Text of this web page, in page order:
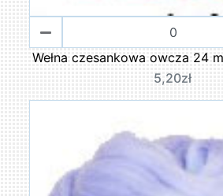
Wełna czesankowa owcza 24
5,20zł